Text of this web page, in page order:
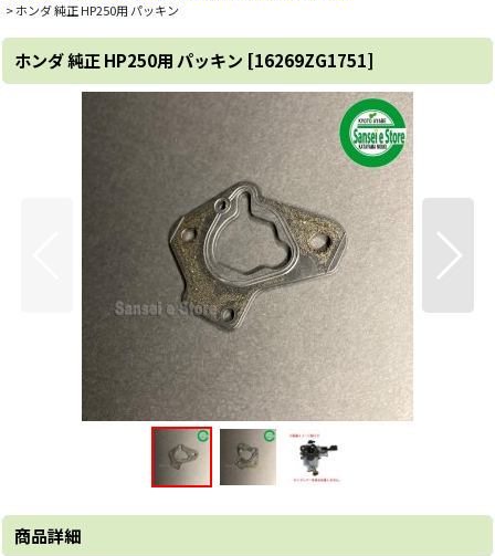
>ホンダ 純正 HP250用 パッキン
ホンダ 純正 HP250用 パッキン [16269ZG1751]
商品詳細